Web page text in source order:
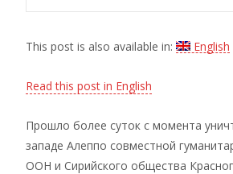
This post is also available in: English
Read this post in English
Прошло более суток с момента
западе Алеппо совместной
ООН и Сирийского общества